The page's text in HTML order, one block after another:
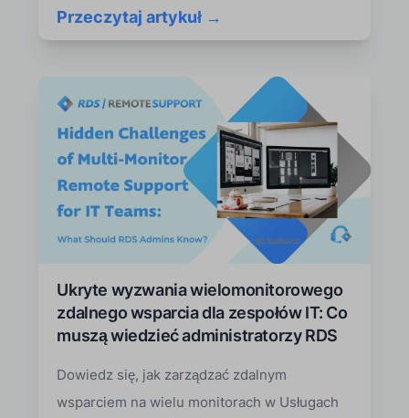
Przeczytaj artykuł →
Ukryte wyzwania wielomonitorowego
zdalnego wsparcia dla zespołów IT: Co
muszą wiedzieć administratorzy RDS
Dowiedz się, jak zarządzać zdalnym
wsparciem na wielu monitorach w Usługach